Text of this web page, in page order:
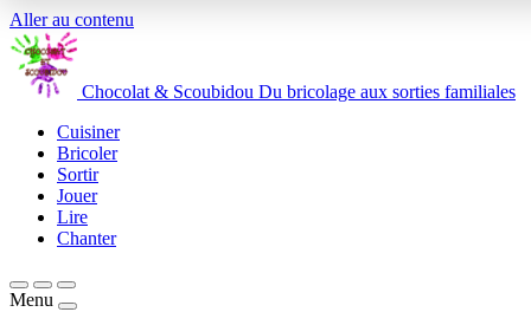
Aller au contenu
Chocolat & Scoubidou Du bricolage aux sorties familiales
Cuisiner
Bricoler
Sortir
Jouer
Lire
Chanter
Menu